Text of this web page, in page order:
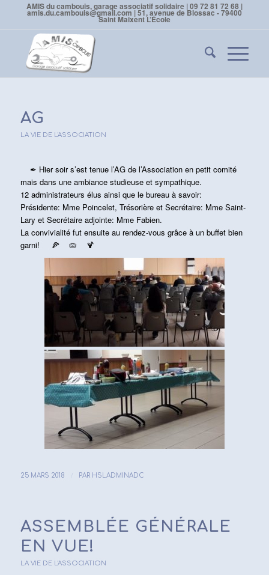
AMIS du cambouis, garage associatif solidaire | 09 72 81 72 68 |
amis.du.cambouis@gmail.com | 51, avenue de Blossac - 79400
Saint Maixent L’École
AG
LA VIE DE L'ASSOCIATION
✒ Hier soir s’est tenue l’AG de l’Association en petit comité
mais dans une ambiance studieuse et sympathique.
12 administrateurs élus ainsi que le bureau à savoir:
Présidente: Mme Poincelet, Trésorière et Secrétaire: Mme Saint-
Lary et Secrétaire adjointe: Mme Fabien.
La convivialité fut ensuite au rendez-vous grâce à un buffet bien
garni!
🍕 🥧 🍹
25 MARS 2018 PAR HSLADMINADC
ASSEMBLÉE GÉNÉRALE
EN VUE!
LA VIE DE L'ASSOCIATION